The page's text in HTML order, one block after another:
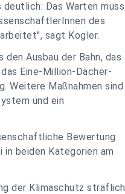
Das Warten muss
des
sagt Kogler.
Ausbau der Bahn, das
Eine-Million-Dächer-
Weitere Maßnahmen sind
und ein
Bewertung
in beiden Kategorien am
der Klimaschutz sträflich